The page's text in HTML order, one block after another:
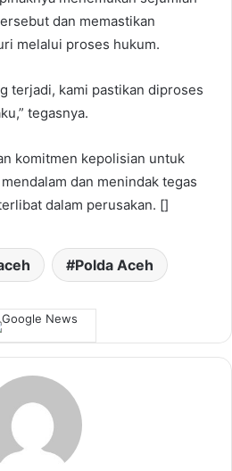
dan memastikan
melalui proses hukum.
terjadi, kami pastikan diproses
tegasnya.
komitmen kepolisian untuk
dan menindak tegas
dalam perusakan. []
Polda Aceh